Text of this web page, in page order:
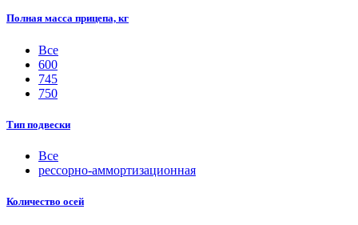
Полная масса прицепа, кг
Все
600
745
750
Тип подвески
Все
рессорно-аммортизационная
Количество осей